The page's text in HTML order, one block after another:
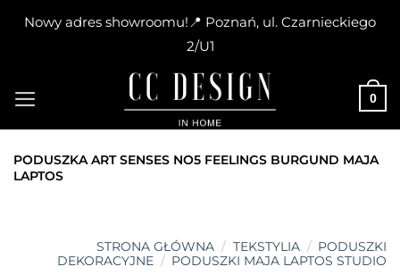
Nowy adres showroomu!📍 Poznań, ul. Czarnieckiego
2/U1
content
0
PODUSZKA ART SENSES NO5 FEELINGS BURGUND MAJA
LAPTOS
STRONA GŁÓWNA / TEKSTYLIA / PODUSZKI
DEKORACYJNE / PODUSZKI MAJA LAPTOS STUDIO